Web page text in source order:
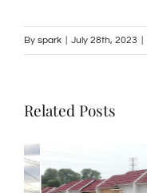
By spark July 28th, 2023
Related Posts